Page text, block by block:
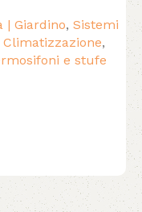
| Giardino, Sistemi
Climatizzazione,
e stufe